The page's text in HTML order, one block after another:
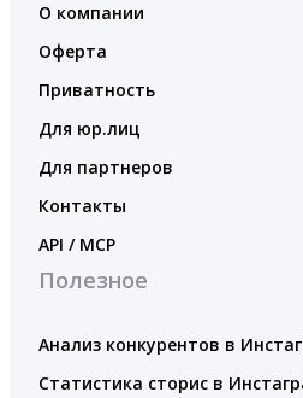
О компании
Оферта
Приватность
Для юр.лиц
Для партнеров
Контакты
API / MCP
Полезное
Анализ конкурентов в
Статистика сторис в